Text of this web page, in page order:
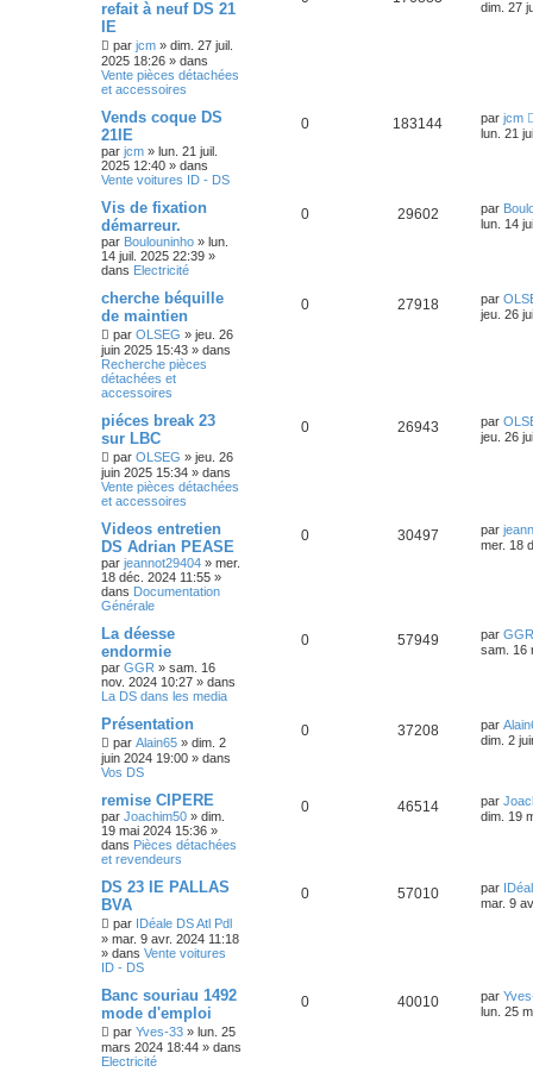
refait à neuf DS 21
IE
par jcm » dim. 27 juil.
2025 18:26 » dans
Vente pièces détachées
et accessoires
dim. 27
Vends coque DS
21IE
par jcm » lun. 21 juil.
2025 12:40 » dans
Vente voitures ID - DS
0 183144 par jcm
lun. 21
Vis de fixation
démarreur.
par Boulouninho » lun.
14 juil. 2025 22:39 »
dans Electricité
0 29602 par
lun. 14
cherche béquille
de maintien
par OLSEG » jeu. 26
juin 2025 15:43 » dans
Recherche pièces
détachées et
accessoires
0 27918 par
jeu. 26
piéces break 23
sur LBC
par OLSEG » jeu. 26
juin 2025 15:34 » dans
Vente pièces détachées
et accessoires
0 26943 par
jeu. 26
Videos entretien
DS Adrian PEASE
par jeannot29404 » mer.
18 déc. 2024 11:55 »
dans Documentation
Générale
0 30497 par
mer. 18
La déesse
endormie
par GGR » sam. 16
nov. 2024 10:27 » dans
La DS dans les media
0 57949 par GGR
sam. 16
Présentation
par Alain65 » dim. 2
juin 2024 19:00 » dans
Vos DS
0 37208 par
dim. 2
remise CIPERE
par Joachim50 » dim.
19 mai 2024 15:36 »
dans Pièces détachées
et revendeurs
0 46514 par
dim. 19
DS 23 IE PALLAS
BVA
par IDéale DS Atl Pdl
» mar. 9 avr. 2024 11:18
» dans Vente voitures
ID - DS
0 57010 par
mar. 9
Banc souriau 1492
mode d'emploi
par Yves-33 » lun. 25
mars 2024 18:44 » dans
Electricité
0 40010 par
lun. 25